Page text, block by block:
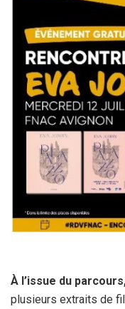
À l’issue du
plusieurs extraits de